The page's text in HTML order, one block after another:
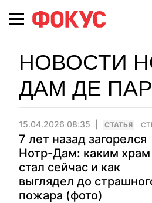
НОВОСТИ
ДАМ ДЕ
15.04.2026 08:35 CТАТЬЯ
7 лет назад загорелся
Нотр-Дам: каким храм
стал сейчас и как
выглядел до
пожара (фото)